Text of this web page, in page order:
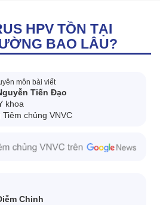
HPV TỒN TẠI
BAO LÂU?
môn bài viết
Tiến Đạo
khoa
Tiêm chủng VNVC
Chinh